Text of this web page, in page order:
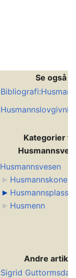
Se også
Kategorier
Husmannsvesen
Husmannskoner
Husmannsplasser
Husmenn
Andre
Sigrid